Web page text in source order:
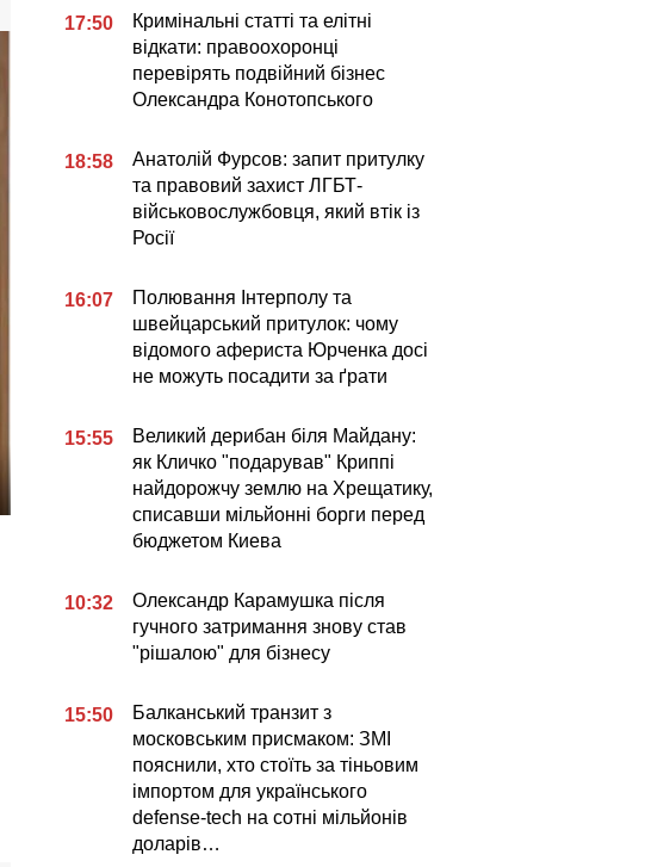
17:50
Кримінальні статті та елітні
відкати: правоохоронці
перевірять подвійний бізнес
Олександра Конотопського
18:58
Анатолій Фурсов: запит притулку
та правовий захист ЛГБТ-
військовослужбовця, який втік із
Росії
16:07
Полювання Інтерполу та
швейцарський притулок: чому
відомого афериста Юрченка досі
не можуть посадити за ґрати
15:55
Великий дерибан біля Майдану:
як Кличко "подарував" Криппі
найдорожчу землю на Хрещатику,
списавши мільйонні борги перед
бюджетом Киева
10:32
Олександр Карамушка після
гучного затримання знову став
"рішалою" для бізнесу
15:50
Балканський транзит з
московським присмаком: ЗМІ
пояснили, хто стоїть за тіньовим
імпортом для українського
defense-tech на сотні мільйонів
доларів…